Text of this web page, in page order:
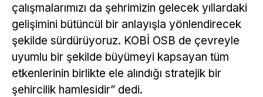
çalışmalarımızı da şehrimizin gelecek yıllardaki
gelişimini bütüncül bir anlayışla yönlendirecek
şekilde sürdürüyoruz. KOBİ OSB de çevreyle
uyumlu bir şekilde büyümeyi kapsayan tüm
etkenlerinin birlikte ele alındığı stratejik bir
şehircilik hamlesidir” dedi.